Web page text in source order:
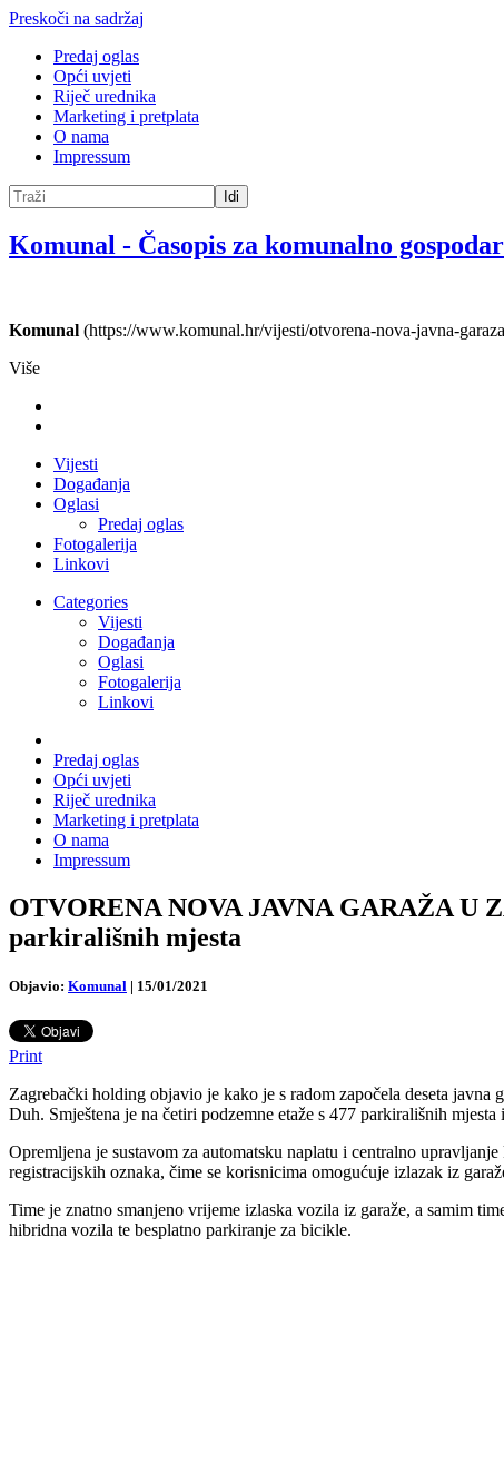
Preskoči na sadržaj
Predaj oglas
Opći uvjeti
Riječ urednika
Marketing i pretplata
O nama
Impressum
Idi
Komunal - Časopis za komunalno
Komunal (https://www.komunal.hr/vijesti/otvorena-nova-javna-
Više
Vijesti
Događanja
Oglasi
Predaj oglas
Fotogalerija
Linkovi
Categories
Vijesti
Događanja
Oglasi
Fotogalerija
Linkovi
Predaj oglas
Opći uvjeti
Riječ urednika
Marketing i pretplata
O nama
Impressum
OTVORENA NOVA JAVNA GARAŽA U
parkirališnih mjesta
Objavio: Komunal | 15/01/2021
Print
Zagrebački holding objavio je kako je s radom započela deseta
Duh. Smještena je na četiri podzemne etaže s 477 parkirališnih
Opremljena je sustavom za automatsku naplatu i centralno
registracijskih oznaka, čime se korisnicima omogućuje izlazak iz
Time je znatno smanjeno vrijeme izlaska vozila iz garaže, a samim
hibridna vozila te besplatno parkiranje za bicikle.